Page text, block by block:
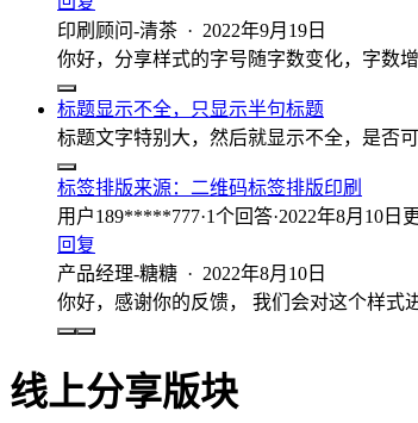
印刷顾问-清茶 · 2022年9月19日
你好，分享样式的字号随字数变化，字数
标题显示不全，只显示半句标题
标题文字特别大，然后就显示不全，是否
标签排版来源： 二维码标签排版印刷
用户189*****777·1个回答·2022年8月10日
回复
产品经理-糖糖 · 2022年8月10日
你好，感谢你的反馈， 我们会对这个样式
线上分享版块